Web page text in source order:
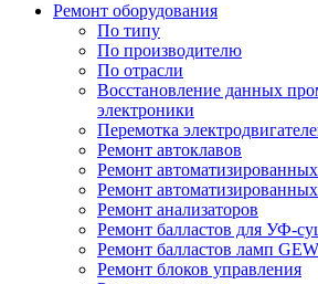
Ремонт оборудования
По типу
По производителю
По отрасли
Восстановление данных
электроники
Перемотка
Ремонт автоклавов
Ремонт
Ремонт
Ремонт анализаторов
Ремонт балластов для УФ-
Ремонт балластов ламп
Ремонт блоков управления